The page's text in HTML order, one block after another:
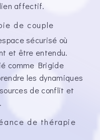
affectif.
de couple
sécurisé où
et être entendu.
comme Brigide
les dynamiques
de conflit et
de thérapie